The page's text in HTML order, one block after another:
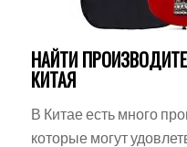
НАЙТИ
КИТАЯ
В Китае есть много
которые могут